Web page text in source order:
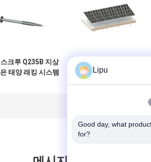
스크루 Q235B 지상
은 태양 래킹 시스템
A2-70 알루미늄 태
양 장착 구조 88m/S
지상 시스템
Lipu
Good day, what
for?